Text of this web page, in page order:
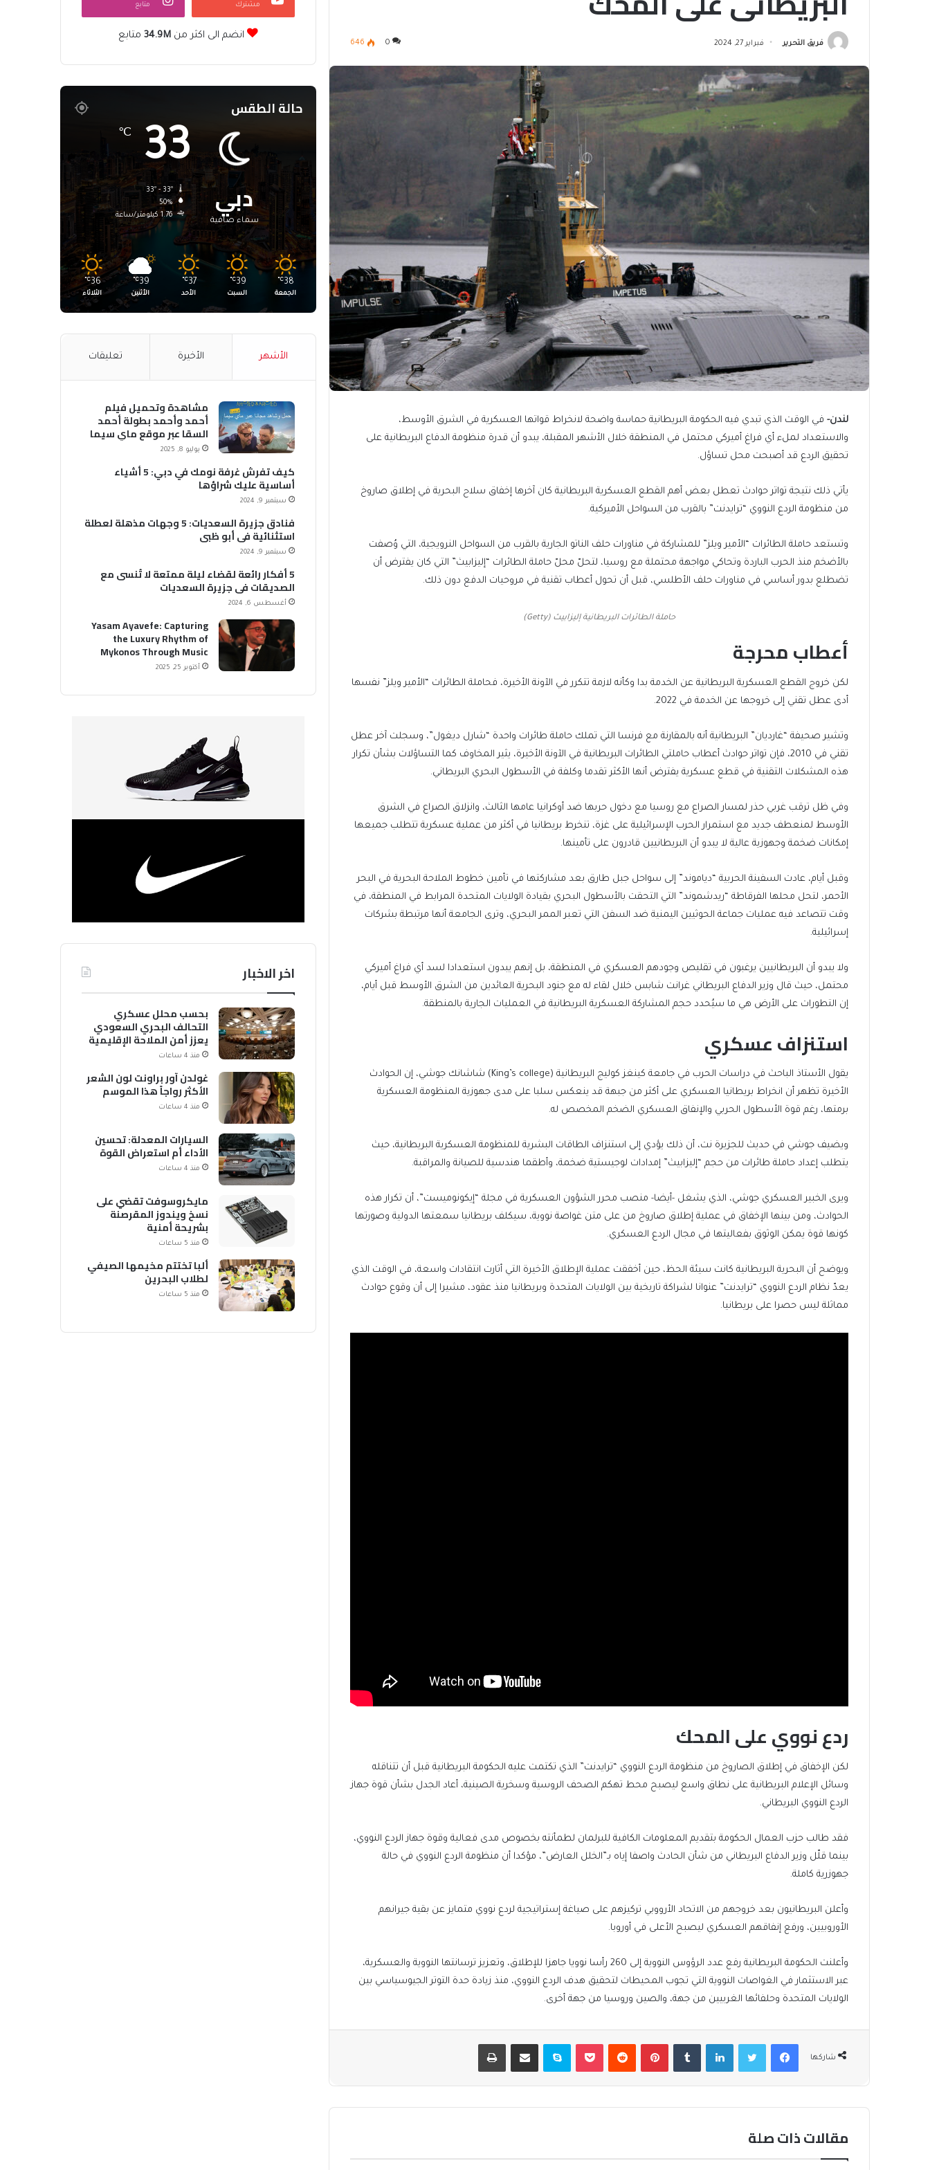
فريق التحرير فبراير 27, 2024 0
646
لندن- في الوقت الذي تبدي فيه الحكومة البريطانية حماسة واضحة لانخراط قواتها العسكرية في الشرق الأوسط،
والاستعداد لملء أي فراغ أميركي محتمل في المنطقة خلال الأشهر المقبلة، يبدو أن قدرة منظومة الدفاع البريطانية على
تحقيق الردع قد أصبحت محل تساؤل.
يأتي ذلك نتيجة تواتر حوادث تعطل بعض أهم القطع العسكرية البريطانية كان آخرها إخفاق سلاح البحرية في إطلاق صاروخ
من منظومة الردع النووي “ترايدنت” بالقرب من السواحل الأميركية.
وتستعد حاملة الطائرات “الأمير ويلز” للمشاركة في مناورات حلف الناتو الجارية بالقرب من السواحل النرويجية، التي وُصفت
بالأضخم منذ الحرب الباردة وتحاكي مواجهة محتملة مع روسيا، لتحلّ محلّ حاملة الطائرات “إليزابيث” التي كان يفترض أن
تضطلع بدور أساسي في مناورات حلف الأطلسي، قبل أن تحول أعطاب تقنية في مروحيات الدفع دون ذلك.
حاملة الطائرات البريطانية إليزابيث (Getty)
أعطاب محرجة
لكن خروج القطع العسكرية البريطانية عن الخدمة بدا وكأنه لازمة تتكرر في الآونة الأخيرة، فحاملة الطائرات “الأمير ويلز” نفسها
أدى عطل تقني إلى خروجها عن الخدمة في 2022.
وتشير صحيفة “غارديان” البريطانية أنه بالمقارنة مع فرنسا التي تملك حاملة طائرات واحدة “شارل ديغول”، وسجلت آخر عطل
تقني في 2010، فإن تواتر حوادث أعطاب حاملتي الطائرات البريطانية في الآونة الأخيرة، يثير المخاوف كما التساؤلات بشأن تكرار
هذه المشكلات التقنية في قطع عسكرية يفترض أنها الأكثر تقدما وكلفة في الأسطول البحري البريطاني.
وفي ظل ترقب غربي حذر لمسار الصراع مع روسيا مع دخول حربها ضد أوكرانيا عامها الثالث، وانزلاق الصراع في الشرق
الأوسط لمنعطف جديد مع استمرار الحرب الإسرائيلية على غزة، تنخرط بريطانيا في أكثر من عملية عسكرية تتطلب جميعها
إمكانات ضخمة وجهوزية عالية لا يبدو أن البريطانيين قادرون على تأمينها.
وقبل أيام، عادت السفينة الحربية “دياموند” إلى سواحل جبل طارق بعد مشاركتها في تأمين خطوط الملاحة البحرية في البحر
الأحمر، لتحل محلها الفرقاطة “ريدشموند” التي التحقت بالأسطول البحري بقيادة الولايات المتحدة المرابط في المنطقة، في
وقت تتصاعد فيه عمليات جماعة الحوثيين اليمنية ضد السفن التي تعبر الممر البحري، وترى الجامعة أنها مرتبطة بشركات
إسرائيلية.
ولا يبدو أن البريطانيين يرغبون في تقليص وجودهم العسكري في المنطقة، بل إنهم يبدون استعدادا لسد أي فراغ أميركي
محتمل، حيث قال وزير الدفاع البريطاني غرانت شابس خلال لقاء له مع جنود البحرية العائدين من الشرق الأوسط قبل أيام،
إن التطورات على الأرض هي ما سيُحدد حجم المشاركة العسكرية البريطانية في العمليات الجارية بالمنطقة.
استنزاف عسكري
يقول الأستاذ الباحث في دراسات الحرب في جامعة كينغز كوليج البريطانية (King’s college) شاشانك جوشي، إن الحوادث
الأخيرة تظهر أن انخراط بريطانيا العسكري على أكثر من جبهة قد ينعكس سلبا على مدى جهوزية المنظومة العسكرية
برمتها، رغم قوة الأسطول الحربي والإنفاق العسكري الضخم المخصص له.
ويضيف جوشي في حديث للجزيرة نت، أن ذلك يؤدي إلى استنزاف الطاقات البشرية للمنظومة العسكرية البريطانية، حيث
يتطلب إعداد حاملة طائرات من حجم “إليزابيث” إمدادات لوجيستية ضخمة، وأطقما هندسية للصيانة والمراقبة.
ويرى الخبير العسكري جوشي، الذي يشغل -أيضا- منصب محرر الشؤون العسكرية في مجلة “إيكونوميست”، أن تكرار هذه
الحوادث، ومن بينها الإخفاق في عملية إطلاق صاروخ من على متن غواصة نووية، سيكلف بريطانيا سمعتها الدولية وصورتها
كونها قوة يمكن الوثوق بفعاليتها في مجال الردع العسكري.
ويوضح أن البحرية البريطانية كانت سيئة الحظ، حين أخفقت عملية الإطلاق الأخيرة التي أثارت انتقادات واسعة، في الوقت الذي
يعدّ نظام الردع النووي “ترايدنت” عنوانا لشراكة تاريخية بين الولايات المتحدة وبريطانيا منذ عقود، مشيرا إلى أن وقوع حوادث
مماثلة ليس حصرا على بريطانيا.
ردع نووي على المحك
لكن الإخفاق في إطلاق الصاروخ من منظومة الردع النووي “ترايدنت” الذي تكتمت عليه الحكومة البريطانية قبل أن تتناقله
وسائل الإعلام البريطانية على نطاق واسع ليصبح محط تهكم الصحف الروسية وسخرية الصينية، أعاد الجدل بشأن قوة جهاز
الردع النووي البريطاني.
فقد طالب حزب العمال الحكومة بتقديم المعلومات الكافية للبرلمان لطمأنته بخصوص مدى فعالية وقوة جهاز الردع النووي،
بينما قلّل وزير الدفاع البريطاني من شأن الحادث واصفا إياه بـ”الخلل العارض”، مؤكدا أن منظومة الردع النووي في حالة
جهوزرية كاملة.
وأعلن البريطانيون بعد خروجهم من الاتحاد الأرووبي تركيزهم على صياغة إستراتيجية لردع نووي متمايز عن بقية جيرانهم
الأوروبيين، ورفع إنفاقهم العسكري ليصبح الأعلى في أوروبا.
وأعلنت الحكومة البريطانية رفع عدد الرؤوس النووية إلى 260 رأسا نوويا جاهزا للإطلاق، وتعزيز ترسانتها النووية والعسكرية،
عبر الاستثمار في الغواصات النووية التي تجوب المحيطات لتحقيق هدف الردع النووي، منذ زيادة حدة التوتر الجيوسياسي بين
الولايات المتحدة وحلفائها الغربيين من جهة، والصين وروسيا من جهة أخرى.
شاركها
فيسبوكتويتر لينكدإن بينتيريست بوكيت سكايب مشاركة عبر البريد طباعة
مقالات ذات صلة
مشترك متابع
انضم الى اكثر من34.9M متابع
حالة الطقس
دبي
سماء صافية
33
℃
50%
1.76 كيلومتر/ساعة
38
℃
الجمعة
39
℃
السبت
37
℃
الأحد
39
℃
الأثنين
36
℃
الثلاثاء
الأشهر الأخيرة تعليقات
مشاهدة وتحميل فيلم
أحمد وأحمد بطولة أحمد
السقا عبر موقع ماي سيما
MyCima (وي سيما WeCima)
يوليو 8, 2025
كيف تفرش غرفة نومك في دبي: 5 أشياء
أساسية عليك شراؤها
سبتمبر 9, 2024
فنادق جزيرة السعديات: 5 وجهات مذهلة لعطلة
استثنائية في أبو ظبي
سبتمبر 9, 2024
5 أفكار رائعة لقضاء ليلة ممتعة لا تُنسى مع
الصديقات في جزيرة السعديات
أغسطس 6, 2024
Yasam Ayavefe: Capturing
the Luxury Rhythm of
Mykonos Through Music
أكتوبر 25, 2025
اخر الاخبار
بحسب محلل عسكري
التحالف البحري السعودي
يعزز أمن الملاحة الإقليمية
والدولية
منذ 4 ساعات
غولدن آور براونت لون الشعر
الأكثر رواجاً هذا الموسم
منذ 4 ساعات
السيارات المعدلة: تحسين
الأداء أم استعراض القوة
منذ 4 ساعات
مايكروسوفت تقضي على
نسخ ويندوز المقرصنة
بشريحة أمنية
منذ 5 ساعات
ألبا تختتم مخيمها الصيفي
لطلاب البحرين
منذ 5 ساعات